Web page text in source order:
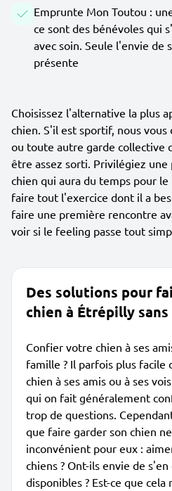
Emprunte Mon Toutou :
ce sont des bénévoles qui
avec soin. Seule l'envie de
présente
Choisissez l'alternative la plus
chien. S'il est sportif, nous vous
ou toute autre garde collective
être assez sorti. Privilégiez une
chien qui aura du temps pour
faire tout l'exercice dont il a
faire une première rencontre
voir si le feeling passe tout
Des solutions pour
chien à Étrépilly
Confier votre chien à ses
famille ? Il parfois plus facile
chien à ses amis ou à ses
qui on fait généralement
trop de questions.
que faire garder son chien
inconvénient pour eux :
chiens ? Ont-ils envie de s'en
disponibles ? Est-ce que